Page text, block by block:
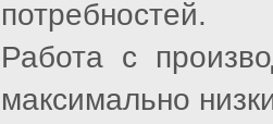
потребностей.
Работа с
максимально